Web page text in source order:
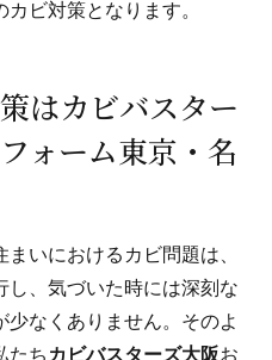
ビ対策となります。
はカビバスター
ォーム東京・名
いにおけるカビ問題は、
し、気づいた時には深刻な
なくありません。そのよ
たち カビバスターズ大阪お